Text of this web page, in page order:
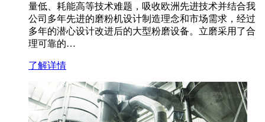
量低、耗能高等技术难题，吸收欧洲先进技术并结合我
公司多年先进的磨粉机设计制造理念和市场需求，经过
多年的潜心设计改进后的大型粉磨设备。立磨采用了合
理可靠的…
了解详情